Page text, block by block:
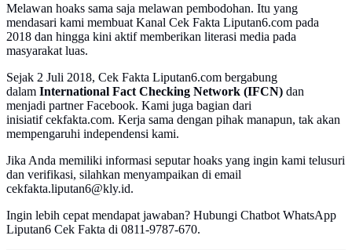
Melawan hoaks sama saja melawan pembodohan. Itu yang
mendasari kami membuat Kanal Cek Fakta Liputan6.com pada
2018 dan hingga kini aktif memberikan literasi media pada
masyarakat luas.
Sejak 2 Juli 2018, Cek Fakta Liputan6.com bergabung
dalam International Fact Checking Network (IFCN) dan
menjadi partner Facebook. Kami juga bagian dari
inisiatif cekfakta.com. Kerja sama dengan pihak manapun, tak akan
mempengaruhi independensi kami.
Jika Anda memiliki informasi seputar hoaks yang ingin kami telusuri
dan verifikasi, silahkan menyampaikan di email
cekfakta.liputan6@kly.id.
Ingin lebih cepat mendapat jawaban? Hubungi Chatbot WhatsApp
Liputan6 Cek Fakta di 0811-9787-670.